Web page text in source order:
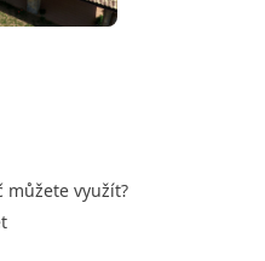
můžete využít?